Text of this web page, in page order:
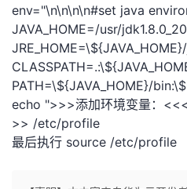
的
博
客
我
的
论
我
的
我
env="\n\n\n\n#set java
JAVA_HOME=/usr/
PATH=\${JAVA_HOME}/
echo ">>>添加环境变量：
>> /etc/profile
最后执行 source /etc/profile